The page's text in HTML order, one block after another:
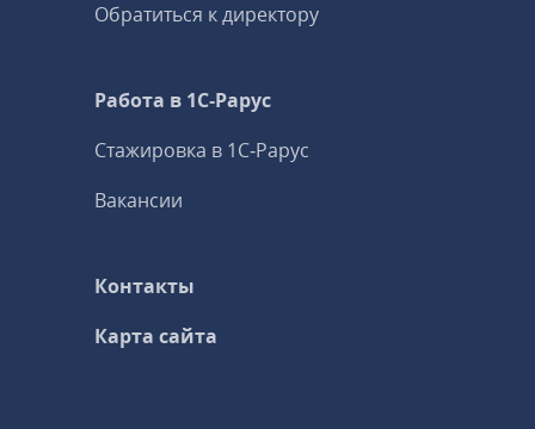
Обратиться к директору
Работа в 1С‑Рарус
Стажировка в 1С‑Рарус
Вакансии
Контакты
Карта сайта